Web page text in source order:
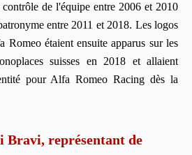
de l'équipe entre 2006 et 2010
entre 2011 et 2018. Les logos
étaient ensuite apparus sur les
suisses en 2018 et allaient
pour Alfa Romeo Racing dès la
Bravi, représentant de